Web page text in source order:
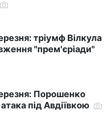
тріумф Вілкула
"прем'єріади"
Порошенко
під Авдіївкою